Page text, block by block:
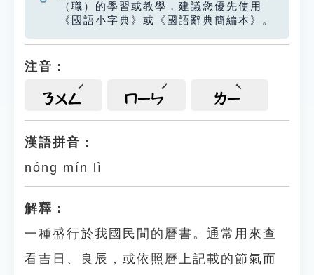
（職）的學習或教學，建議您優先使用
《國語小字典》或《國語辭典簡編本》。
注音：
ㄋㄨㄥ ㄇㄧㄣ ㄌㄧ
漢語拼音：
nóng mín lì
解釋：
一種盛行於我國民間的曆書。通常用來查
看吉日、良辰，或依照曆上記載的節氣而